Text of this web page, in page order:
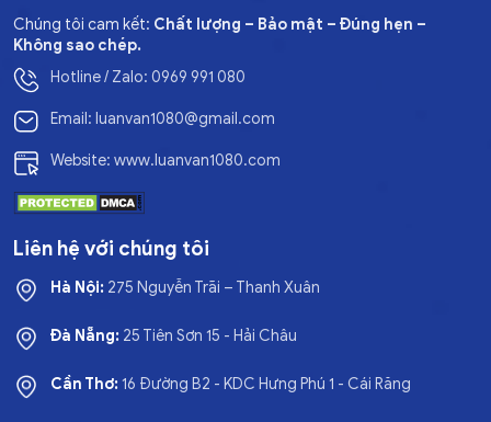
Chúng tôi cam kết: Chất lượng – Bảo mật – Đúng hẹn –
Không sao chép.
Hotline / Zalo: 0969 991 080
Email: luanvan1080@gmail.com
Website: www.luanvan1080.com
Liên hệ với chúng tôi
Hà Nội: 275 Nguyễn Trãi – Thanh Xuân
Đà Nẵng: 25 Tiên Sơn 15 - Hải Châu
Cần Thơ:16 Đường B2 - KDC Hưng Phú 1 - Cái Răng